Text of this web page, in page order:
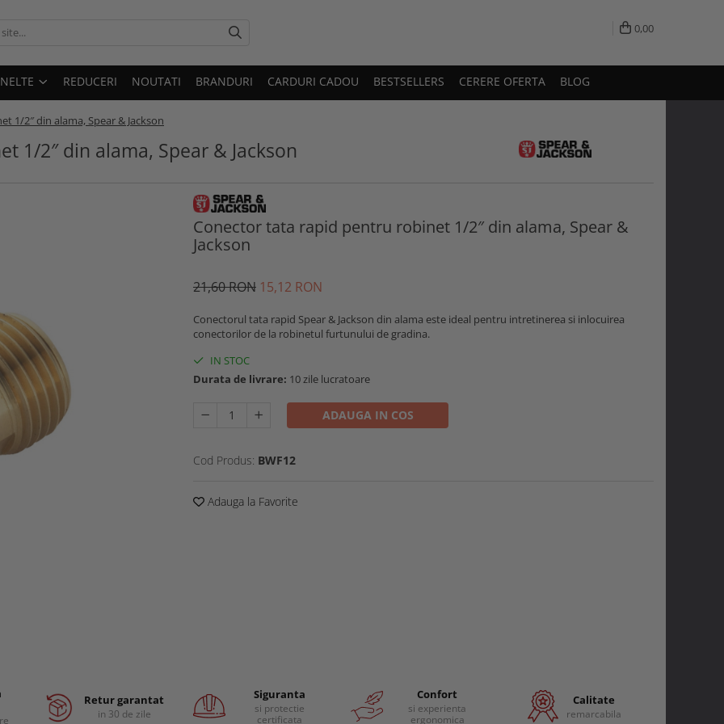
0,00
REDUCERI NOUTATI BRANDURI CARDURI CADOU BESTSELLERS CERERE OFERTA BLOG
1/2″ din alama, Spear & Jackson
1/2″ din alama, Spear & Jackson
Conector tata rapid pentru robinet 1/2″ din alama, Spear &
Jackson
21,60RON 15,12 RON
Conectorul tata rapid Spear & Jackson din alama este ideal pentru intretinerea si inlocuirea
conectorilor de la robinetul furtunului de gradina.
IN STOC
Durata de livrare: 10 zile lucratoare
ADAUGA IN COS
Cod Produs: BWF12
Adauga la Favorite
Retur garantat
in 30 de zile
Siguranta
si protectie
certificata
Confort
si experienta
ergonomica
Calitate
remarcabila